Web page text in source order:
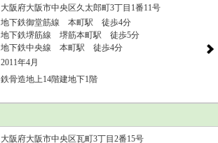
大阪府大阪市中央区久太郎町3丁目1番11号
地下鉄御堂筋線 本町駅 徒歩4分
地下鉄堺筋線 堺筋本町駅 徒歩5分
地下鉄中央線 本町駅 徒歩4分
2011年4月
鉄骨造地上14階建地下1階
大阪府大阪市中央区瓦町3丁目2番15号